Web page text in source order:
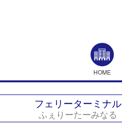
HOME
フェリーターミナル
ふぇりーたーみなる